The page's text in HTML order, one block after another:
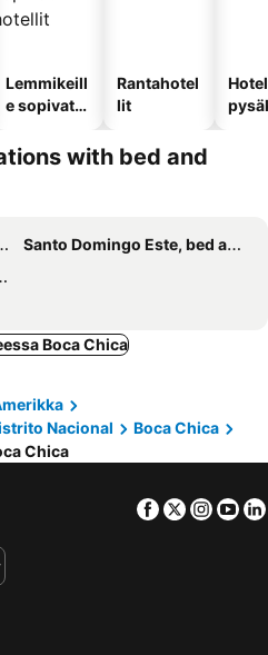
Lemmikeill
e sopivat
Rantahotel
lit
with bed and
Santo Domingo Este, bed and breakfasts
Boca Chica
Nacional
Boca Chica
Chica
Facebook
Twitter